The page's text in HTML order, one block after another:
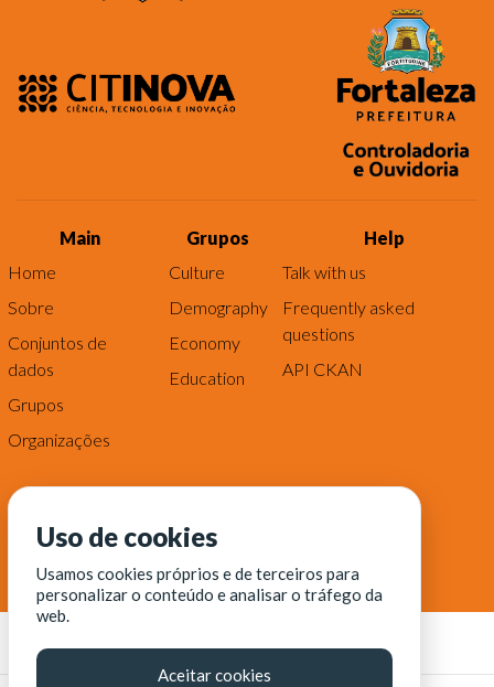
Main
Home
Sobre
Conjuntos de
dados
Grupos
Organizações
Grupos
Culture
Demography
Economy
Education
Help
Talk with us
Frequently asked
questions
API CKAN
Uso de cookies
Usamos cookies próprios e de terceiros para
personalizar o conteúdo e analisar o tráfego da
web.
Aceitar cookies